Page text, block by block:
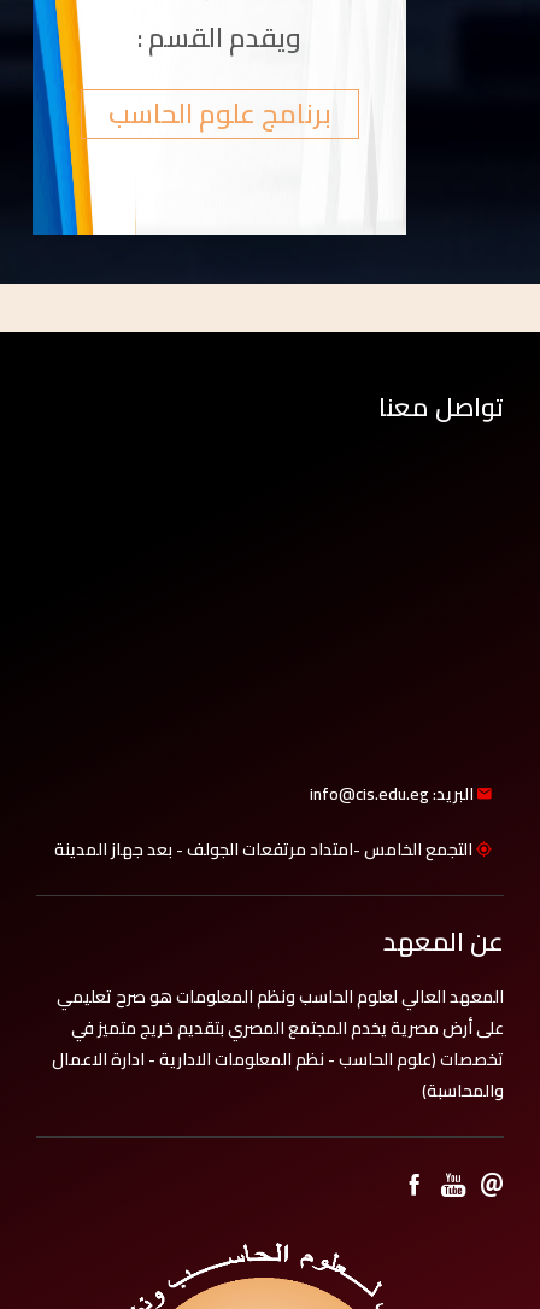
ويقدم القسم :
برنامج علوم الحاسب
تواصل معنا
البريد: info@cis.edu.eg
التجمع الخامس -امتداد مرتفعات الجولف - بعد جهاز المدينة
عن المعهد
المعهد العالي لعلوم الحاسب ونظم المعلومات هو صرح تعليمي
على أرض مصرية يخدم المجتمع المصري بتقديم خريج متميز في
تخصصات (علوم الحاسب - نظم المعلومات الادارية - ادارة الاعمال
والمحاسبة)